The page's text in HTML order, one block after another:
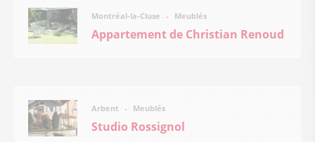
Montréal-la-Cluse Meublés
Appartement de Christian Renoud
Arbent Meublés
Studio Rossignol